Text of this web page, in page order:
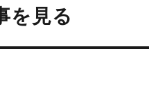
を見る